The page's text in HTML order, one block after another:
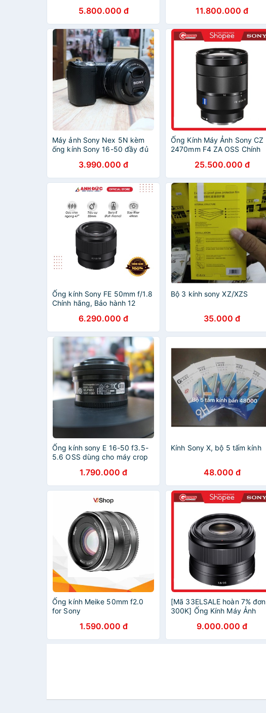
5.800.000 đ 11.800.000 đ
Máy ảnh Sony Nex 5N kèm
ống kính Sony 16-50 đầy đủ
3.990.000 đ
Ống Kính Máy Ảnh Sony CZ
2470mm F4 ZA OSS Chính
25.500.000 đ
Ống kính Sony FE 50mm f/1.8
Chính hãng, Bảo hành 12
6.290.000 đ
Bộ 3 kính sony XZ/XZS
35.000 đ
Ống kính sony E 16-50 f3.5-
5.6 OSS dùng cho máy crop
A6000,A6300....
1.790.000 đ
Kính Sony X, bộ 5 tấm kính
48.000 đ
Ống kính Meike 50mm f2.0
for Sony
1.590.000 đ
[Mã 33ELSALE hoàn 7% đơn
300K] Ống Kính Máy Ảnh
Hãng Sony Việt Nam
9.000.000 đ